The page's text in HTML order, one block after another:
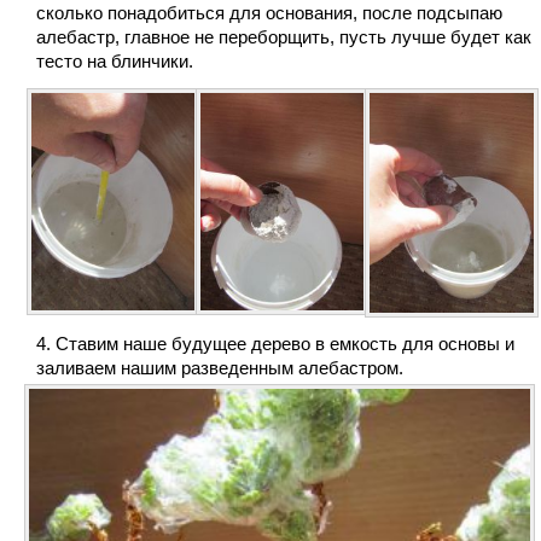
сколько понадобиться для основания, после подсыпаю
алебастр, главное не переборщить, пусть лучше будет как
тесто на блинчики.
Ставим наше будущее дерево в емкость для основы и
заливаем нашим разведенным алебастром.